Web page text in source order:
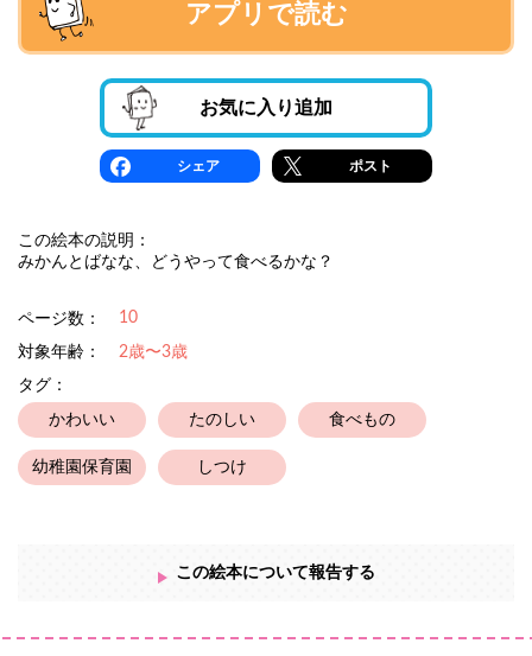
アプリで読む
お気に入り追加
シェア ポスト
この絵本の説明：
みかんとばなな、どうやって食べるかな？
ページ数： 10
対象年齢：
2歳〜3歳
タグ：
かわいい たのしい 食べもの
幼稚園保育園 しつけ
この絵本について報告する